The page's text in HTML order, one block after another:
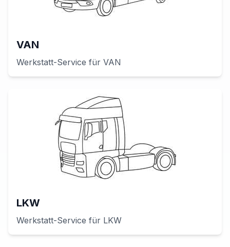
VAN
Werkstatt-Service für VAN
LKW
Werkstatt-Service für LKW